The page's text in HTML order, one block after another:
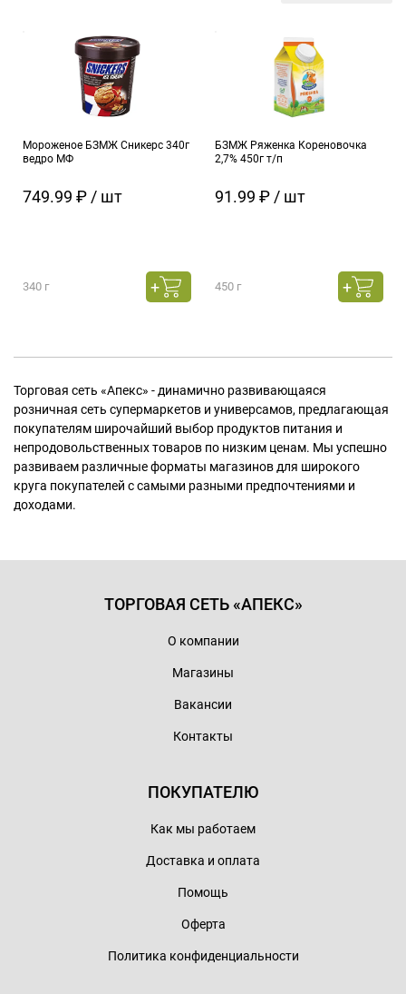
Мороженое БЗМЖ Сникерс 340г
ведро МФ
749.99 ₽ / шт
340 г
БЗМЖ Ряженка Кореновочка
2,7% 450г т/п
91.99 ₽ / шт
450 г
Торговая сеть «Апекс» - динамично развивающаяся
розничная сеть супермаркетов и универсамов, предлагающая
покупателям широчайший выбор продуктов питания и
непродовольственных товаров по низким ценам. Мы успешно
развиваем различные форматы магазинов для широкого
круга покупателей с самыми разными предпочтениями и
доходами.
ТОРГОВАЯ СЕТЬ «АПЕКС»
О компании
Магазины
Вакансии
Контакты
ПОКУПАТЕЛЮ
Как мы работаем
Доставка и оплата
Помощь
Оферта
Политика конфиденциальности